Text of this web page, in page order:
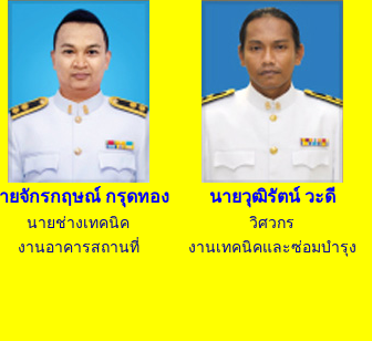
ยจักรกฤษณ์ กรุดทอง
นายช่างเทคนิค
งานอาคารสถานที่
นายวุฒิรัตน์ วะดี
วิศวกร
งานเทคนิคและซ่อมบำรุง